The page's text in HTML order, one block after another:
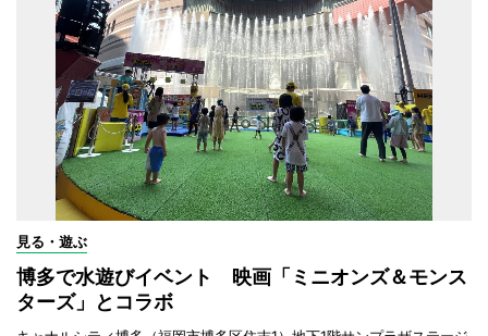
見る・遊ぶ
博多で水遊びイベント 映画「ミニオンズ＆モンス
ターズ」とコラボ